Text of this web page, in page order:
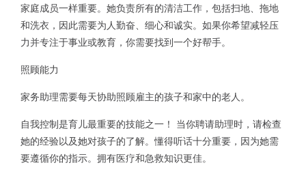
家庭成员一样重要。她负责所有的清洁工作，包括扫地、拖地
和洗衣，因此需要为人勤奋、细心和诚实。如果你希望减轻压
力并专注于事业或教育，你需要找到一个好帮手。
照顾能力
家务助理需要每天协助照顾雇主的孩子和家中的老人。
自我控制是育儿最重要的技能之一！ 当你聘请助理时，请检查
她的经验以及她对孩子的了解。懂得听话十分重要，因为她需
要遵循你的指示。拥有医疗和急救知识更佳。